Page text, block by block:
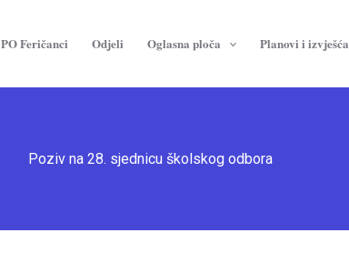
PO Feričanci Odjeli Oglasna ploča Planovi i izvješća
Poziv na 28. sjednicu školskog odbora